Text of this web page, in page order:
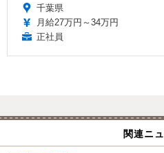
千葉県
月給27万円～34万円
正社員
関連ニ